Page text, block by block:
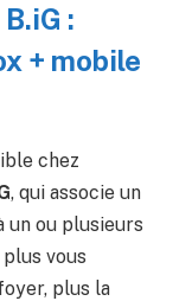
:
+ mobile
chez
, qui associe un
un ou plusieurs
plus vous
plus la